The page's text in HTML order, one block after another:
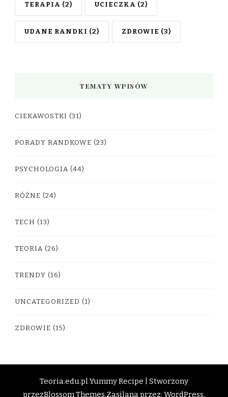
TERAPIA (2) UCIECZKA (2)
UDANE RANDKI (2) ZDROWIE (3)
TEMATY WPISÓW
CIEKAWOSTKI (31)
PORADY RANDKOWE (23)
PSYCHOLOGIA (44)
RÓŻNE (24)
TECH (13)
TEORIA (26)
TRENDY (16)
UNCATEGORIZED (1)
ZDROWIE (15)
Teoria.edu.plYummy Recipe | Stworzony
przezBlossom Themes.Zasilana przez: WordPress.